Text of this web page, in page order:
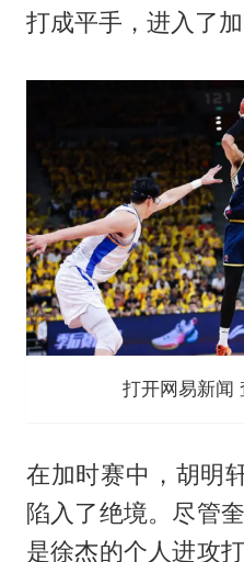
打成平手，进入了加
打开网易新闻
在加时赛中，胡明
陷入了绝境。尽管
是徐杰的个人进攻